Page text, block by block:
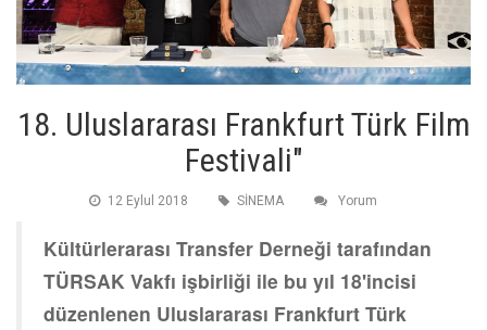
18. Uluslararası Frankfurt Türk Film
Festivali"
12 Eylul 2018 SİNEMA Yorum
Kültürlerarası Transfer Derneği tarafından
TÜRSAK Vakfı işbirliği ile bu yıl 18'incisi
düzenlenen Uluslararası Frankfurt Türk